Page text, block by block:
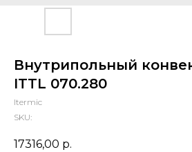
Внутрипольный
ITTL 070.280
Itermic
SKU:
17316,00 р.